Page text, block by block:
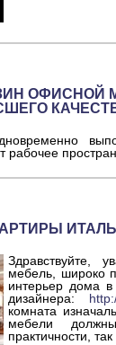
ОФИСНОЙ
рабочее
Здравствуйте,
мебель, широко
интерьер дома
дизайнера:
комната
мебели
практичности,